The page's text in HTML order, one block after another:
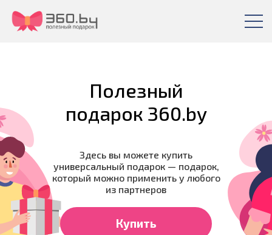
Полезный
подарок 360.by
Здесь вы можете купить
универсальный подарок — подарок,
который можно применить у любого
из партнеров
Купить